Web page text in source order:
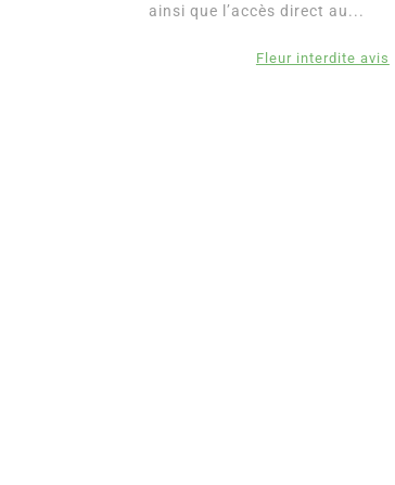
ainsi que l’accès direct au...
Fleur interdite avis
6 Juil 2026 0
littérature sentimentale